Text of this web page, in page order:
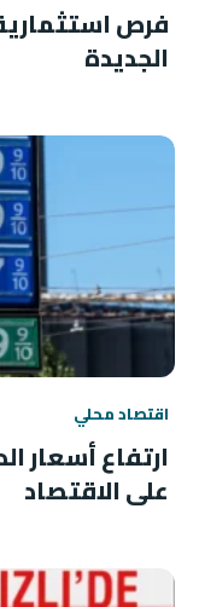
فرص
الجديدة
اقتصاد محلي
ارتفاع أسعار
على الاقتصاد